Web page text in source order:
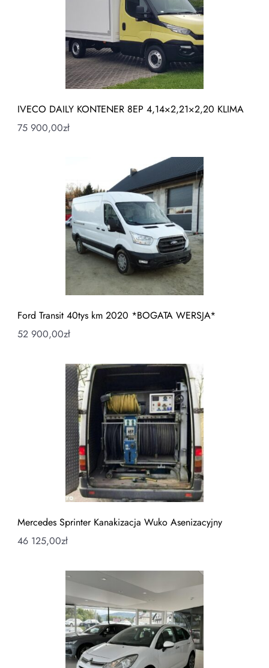
IVECO DAILY KONTENER 8EP 4,14×2,21×2,20 KLIMA
75 900,00zł
Ford Transit 40tys km 2020 *BOGATA WERSJA*
52 900,00zł
Mercedes Sprinter Kanakizacja Wuko Asenizacyjny
46 125,00zł